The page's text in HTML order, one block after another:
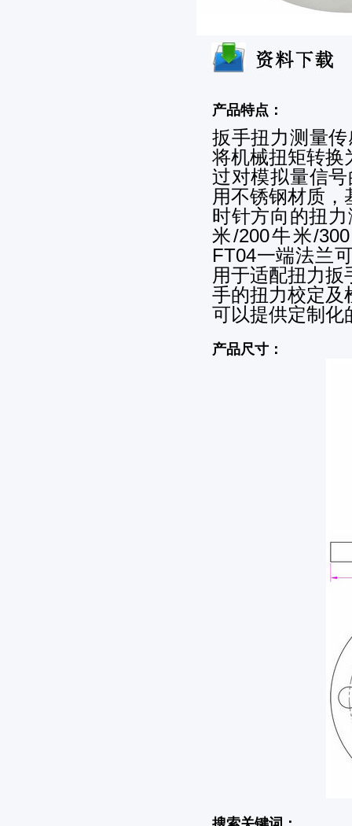
产品特点：
扳手扭力测量
将机械扭矩转换
过对模拟量信
用不锈钢材质
时针方向的扭
米/200牛米/
FT04一端法兰
用于适配扭力
手的扭力校定及
可以提供定制化
产品尺寸：